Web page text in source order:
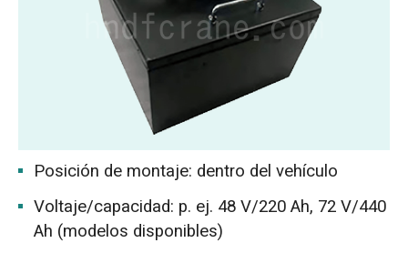
Posición de montaje: dentro del vehículo
Voltaje/capacidad: p. ej. 48 V/220 Ah, 72 V/440
Ah (modelos disponibles)